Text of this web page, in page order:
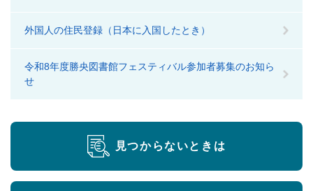
外国人の住民登録（日本に入国したとき）
令和8年度勝央図書館フェスティバル参加者募集のお知ら
せ
見つからないときは